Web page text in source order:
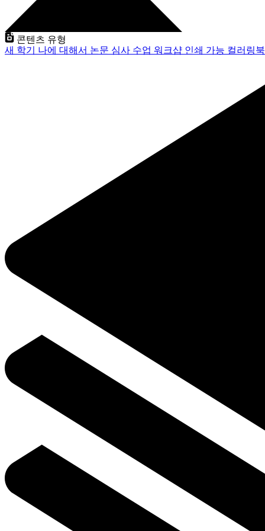
콘텐츠 유형
새 학기 나에 대해서 논문 심사 수업 워크샵 인쇄 가능 컬러링북